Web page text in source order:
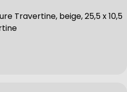
Travertine, beige, 25,5 x 10,5